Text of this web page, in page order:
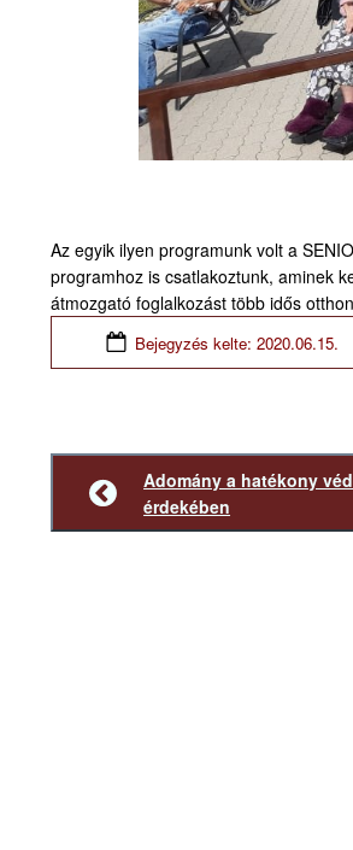
Az egyik ilyen programunk volt a
programhoz is csatlakoztunk, aminek
átmozgató foglalkozást több idős
Bejegyzés kelte: 2020.06.15.
Előző
bejegyzés
Adomány a hatékony
érdekében